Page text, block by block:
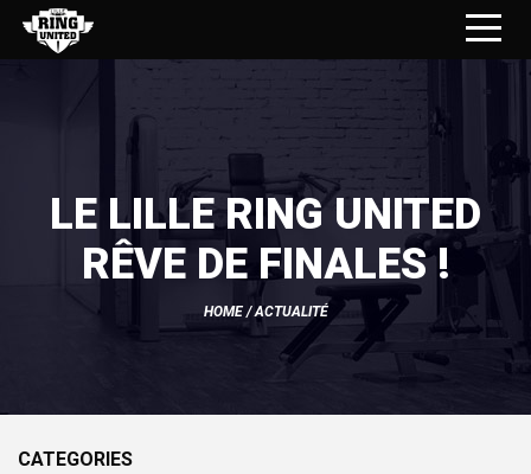
LE LILLE RING UNITED
RÊVE DE FINALES !
HOME/ACTUALITÉ
CATEGORIES